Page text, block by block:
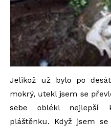
Jelikož už bylo po
mokrý, utekl jsem se
sebe oblékl nejlepší
pláštěnku. Když jsem